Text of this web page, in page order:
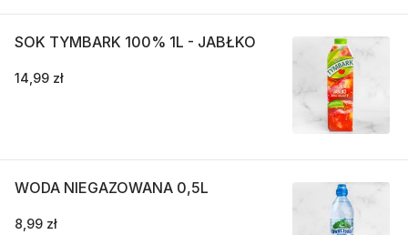
SOK TYMBARK 100% 1L - JABŁKO
14,99 zł
WODA NIEGAZOWANA 0,5L
8,99 zł